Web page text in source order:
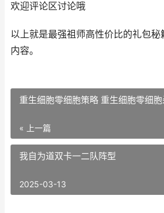
欢迎评论区讨论哦
以上就是最强祖师高性价比的礼包
内容。
重生细胞零细胞策略 重生细胞零细
« 上一篇
我自为道双卡一二队阵型
2025-03-13